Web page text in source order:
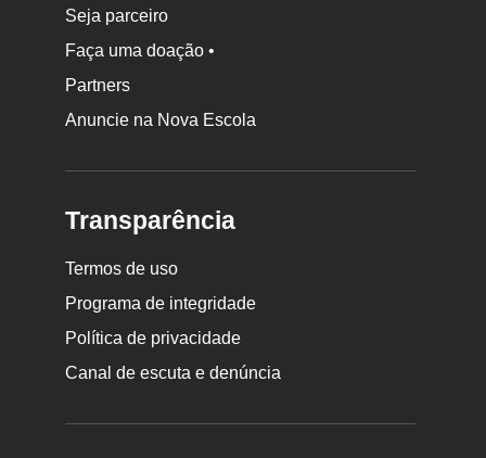
Seja parceiro
Faça uma doação •
Partners
Anuncie na Nova Escola
Transparência
Termos de uso
Programa de integridade
Política de privacidade
Canal de escuta e denúncia